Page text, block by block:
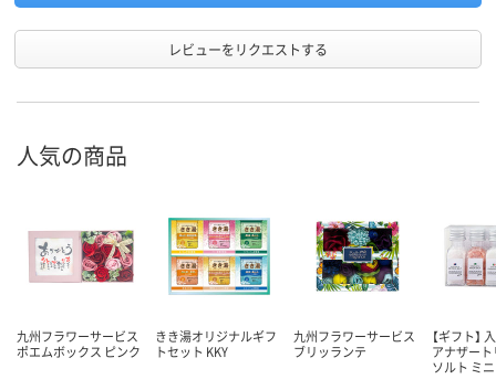
レビューをリクエストする
人気の商品
九州フラワーサービス
ポエムボックス ピンク
きき湯オリジナルギフ
トセット KKY
九州フラワーサービス
ブリッランテ
【ギフト】
アナザー
ソルト ミ